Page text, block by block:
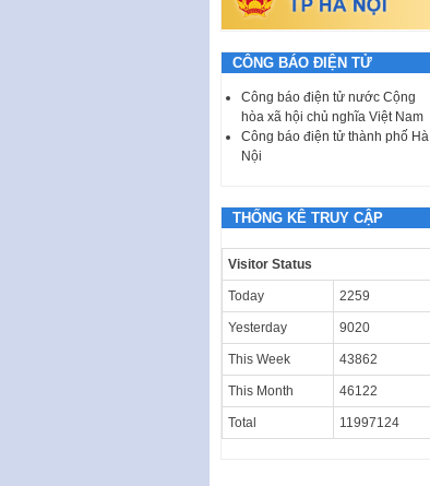
CÔNG BÁO ĐIỆN TỬ
Công báo điện tử nước Cộng
hòa xã hội chủ nghĩa Việt Nam
Công báo điện tử thành phố Hà
Nội
THỐNG KÊ TRUY CẬP
Visitor Status
Today 2259
Yesterday 9020
This Week 43862
This Month 46122
Total 11997124